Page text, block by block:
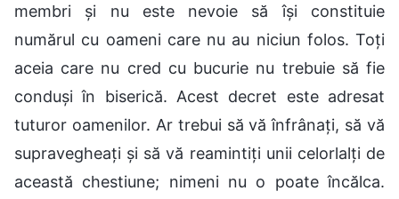
membri și nu este nevoie să își constituie
numărul cu oameni care nu au niciun folos. Toți
aceia care nu cred cu bucurie nu trebuie să fie
conduși în biserică. Acest decret este adresat
tuturor oamenilor. Ar trebui să vă înfrânați, să vă
supravegheați și să vă reamintiți unii celorlalți de
această chestiune; nimeni nu o poate încălca.